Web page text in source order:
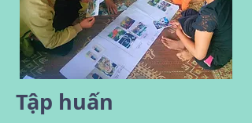
Tập huấn